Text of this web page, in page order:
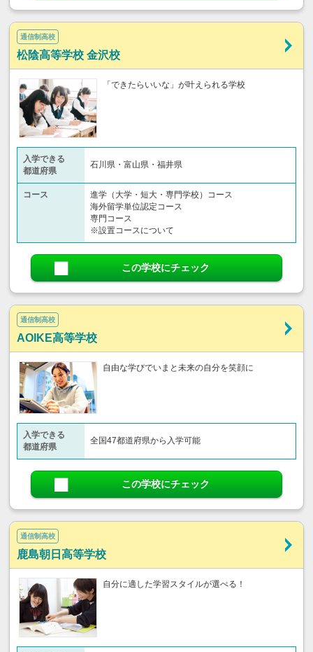
通信制高校
松陰高等学校 金沢校
「できたらいいな」が叶えられる学校
入学できる
都道府県
石川県・富山県・福井県
コース
進学（大学・短大・専門学校）コース
海外留学単位認定コース
専門コース
※設置コースについて
この学校にチェック
通信制高校
AOIKE高等学校
自由な学びでいまと未来の自分を笑顔に
入学できる
都道府県
全国47都道府県から入学可能
この学校にチェック
通信制高校
鹿島朝日高等学校
自分に適した学習スタイルが選べる！